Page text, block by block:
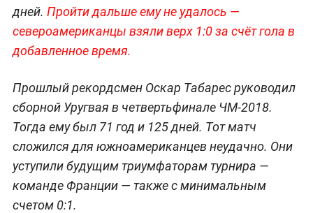
дней. Пройти дальше ему не удалось —
североамериканцы взяли верх 1:0 за счёт гола в
добавленное время.
Прошлый рекордсмен Оскар Табарес руководил
сборной Уругвая в четвертьфинале ЧМ-2018.
Тогда ему был 71 год и 125 дней. Тот матч
сложился для южноамериканцев неудачно. Они
уступили будущим триумфаторам турнира —
команде Франции — также с минимальным
счетом 0:1.